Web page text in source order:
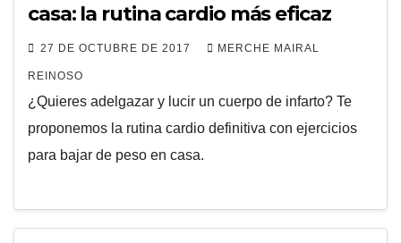
casa: la rutina cardio más eficaz
27 DE OCTUBRE DE 2017 MERCHE MAIRAL
REINOSO
¿Quieres adelgazar y lucir un cuerpo de infarto? Te
proponemos la rutina cardio definitiva con ejercicios
para bajar de peso en casa.